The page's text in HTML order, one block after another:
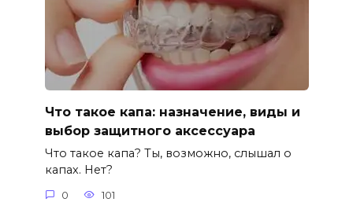
Что такое капа: назначение, виды и
выбор защитного аксессуара
Что такое капа? Ты, возможно, слышал о
капах. Нет?
0 101